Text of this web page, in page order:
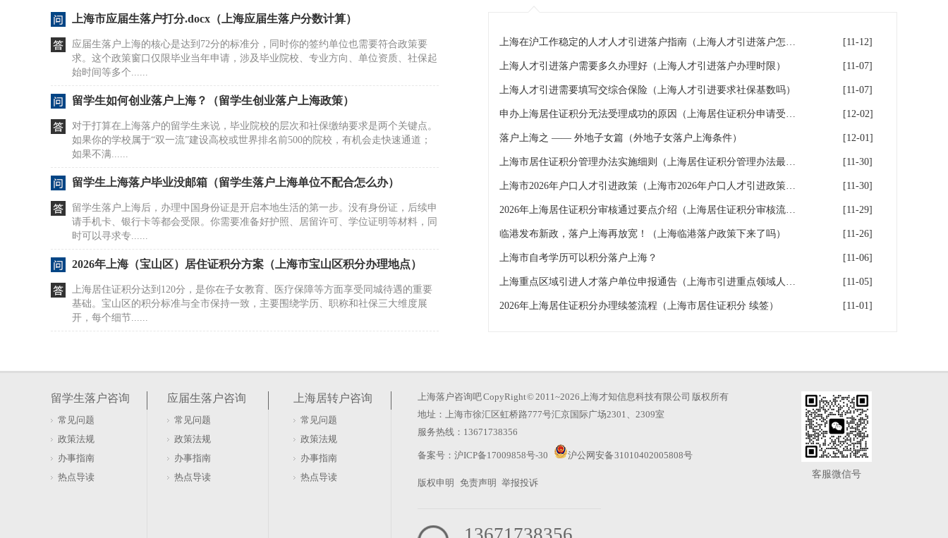
上海市应届生落户打分.docx（上海应届生落户分数计算）
应届生落户上海的核心是达到72分的标准分，同时你的签约单位也需要符合政策要
求。这个政策窗口仅限毕业当年申请，涉及毕业院校、专业方向、单位资质、社保起
始时间等多个......
留学生如何创业落户上海？（留学生创业落户上海政策）
对于打算在上海落户的留学生来说，毕业院校的层次和社保缴纳要求是两个关键点。
如果你的学校属于“双一流”建设高校或世界排名前500的院校，有机会走快速通道；
如果不满......
留学生上海落户毕业没邮箱（留学生落户上海单位不配合怎么办）
留学生落户上海后，办理中国身份证是开启本地生活的第一步。没有身份证，后续申
请手机卡、银行卡等都会受限。你需要准备好护照、居留许可、学位证明等材料，同
时可以寻求专......
2026年上海（宝山区）居住证积分方案（上海市宝山区积分办理地点）
上海居住证积分达到120分，是你在子女教育、医疗保障等方面享受同城待遇的重要
基础。宝山区的积分标准与全市保持一致，主要围绕学历、职称和社保三大维度展
开，每个细节......
居转户是上海非沪籍人员通过长期合法稳定就业居住获得户籍的主要通道，但政策对
证》满7年，同......
【落户上海】竟然有三种户口，你都了解吗？（上海户口的优势,你知道多
少？）
上海落户后，户口类型主要分为公共户、家庭户和集体户，三者均享受同等的上海居
性质。如果你......
上海在沪工作稳定的人才人才引进落户指南（上海人才引进落户怎么办理） [11-12]
上海人才引进落户需要多久办理好（上海人才引进落户办理时限） [11-07]
上海人才引进需要填写交综合保险（上海人才引进要求社保基数吗） [11-07]
申办上海居住证积分无法受理成功的原因（上海居住证积分申请受理通过,等待审批） [12-02]
落户上海之 —— 外地子女篇（外地子女落户上海条件） [12-01]
上海市居住证积分管理办法实施细则（上海居住证积分管理办法最全解读） [11-30]
上海市2026年户口人才引进政策（上海市2026年户口人才引进政策文件） [11-30]
2026年上海居住证积分审核通过要点介绍（上海居住证积分审核流程） [11-29]
临港发布新政，落户上海再放宽！（上海临港落户政策下来了吗） [11-26]
上海市自考学历可以积分落户上海？ [11-06]
上海重点区域引进人才落户单位申报通告（上海市引进重点领域人才加分可以累加） [11-05]
2026年上海居住证积分办理续签流程（上海市居住证积分 续签） [11-01]
留学生落户咨询
常见问题
政策法规
办事指南
热点导读
应届生落户咨询
常见问题
政策法规
办事指南
热点导读
上海居转户咨询
常见问题
政策法规
办事指南
热点导读
上海落户咨询吧CopyRight © 2011~2026 上海才知信息科技有限公司 版权所有
地址：上海市徐汇区虹桥路777号汇京国际广场2301、2309室
服务热线：13671738356
备案号： 沪ICP备17009858号-30 沪公网安备 31010402005808号
版权申明 免责声明 举报投诉
客服微信号